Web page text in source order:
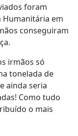
foram
Humanitária em
conseguiram
irmãos só
tonelada de
ainda seria
Como tudo
o mais